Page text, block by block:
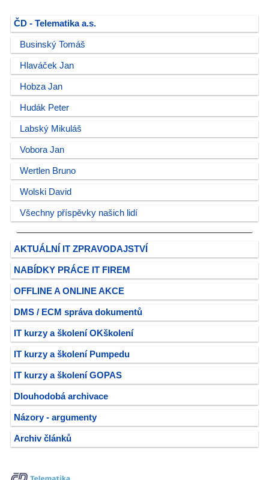
ČD - Telematika a.s.
Businský Tomáš
Hlaváček Jan
Hobza Jan
Hudák Peter
Labský Mikuláš
Vobora Jan
Wertlen Bruno
Wolski David
Všechny příspěvky našich lidí
AKTUÁLNÍ IT ZPRAVODAJSTVÍ
NABÍDKY PRÁCE IT FIREM
OFFLINE A ONLINE AKCE
DMS / ECM správa dokumentů
IT kurzy a školení OKškolení
IT kurzy a školení Pumpedu
IT kurzy a školení GOPAS
Dlouhodobá archivace
Názory - argumenty
Archiv článků